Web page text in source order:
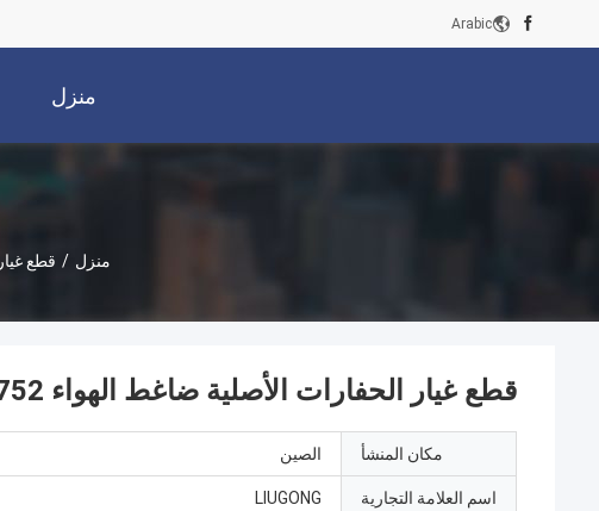
Arabic
منزل
منزل / قطع غيار Liugong
قطع غيار الحفارات الأصلية ضاغط الهواء 46C0752 ضاغط دينسو
مكان المنشأ الصين
اسم العلامة التجارية LIUGONG